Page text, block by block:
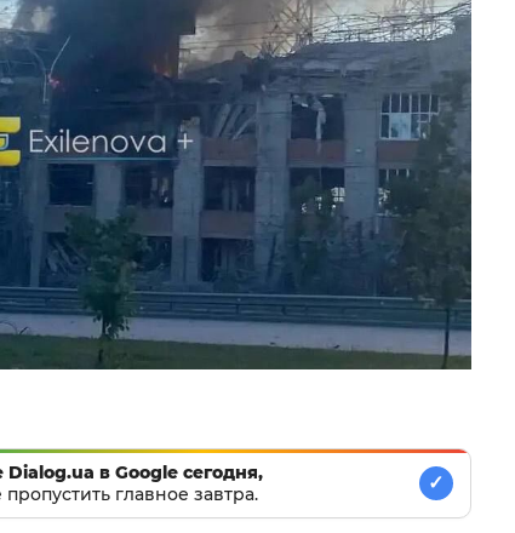
Dialog.ua в Google сегодня,
главное завтра.
✓